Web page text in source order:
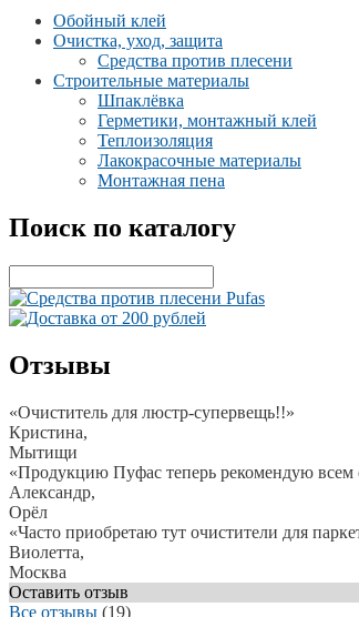
Обойный клей
Очистка, уход, защита
Средства против плесени
Строительные материалы
Шпаклёвка
Герметики, монтажный клей
Теплоизоляция
Лакокрасочные материалы
Монтажная пена
Поиск по каталогу
Отзывы
«Очиститель для люстр-супервещь!!»
Кристина,
Мытищи
«Продукцию Пуфас теперь рекомендую всем
Александр,
Орёл
«Часто приобретаю тут очистители для
Виолетта,
Москва
Оставить отзыв
Все отзывы (19)